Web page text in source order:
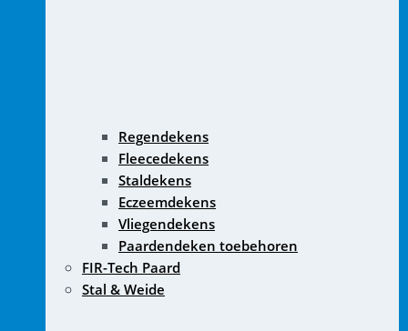
Regendekens
Fleecedekens
Staldekens
Eczeemdekens
Vliegendekens
Paardendeken toebehoren
FIR-Tech Paard
Stal & Weide